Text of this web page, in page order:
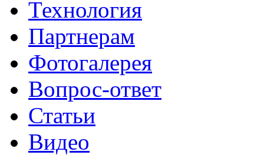
Технология
Партнерам
Фотогалерея
Вопрос-ответ
Статьи
Видео